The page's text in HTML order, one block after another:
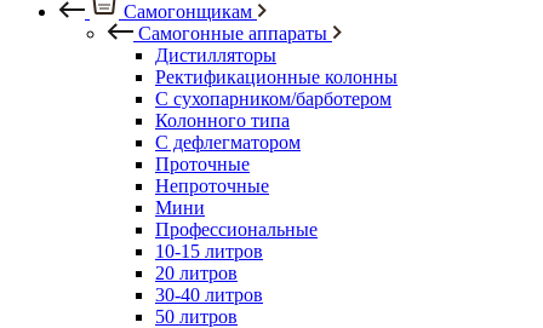
Самогонщикам
Самогонные аппараты
Дистилляторы
Ректификационные колонны
С сухопарником/барботером
Колонного типа
С дефлегматором
Проточные
Непроточные
Мини
Профессиональные
10-15 литров
20 литров
30-40 литров
50 литров